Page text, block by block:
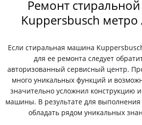
Ремонт
Kuppersbusch метро
Если стиральная машина
для ее ремонта следует
авторизованный сервисный центр.
много уникальных функций и
значительно усложнил конструкцию
машины. В результате для
обладать рядом уникальных